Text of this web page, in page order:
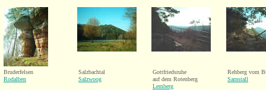
Bruderfelsen
Rodalben
Salzbachtal
Salzwoog
Gottfriedsruhe
auf dem Rotenberg
Lemberg
Rehberg vom
Sarnstall